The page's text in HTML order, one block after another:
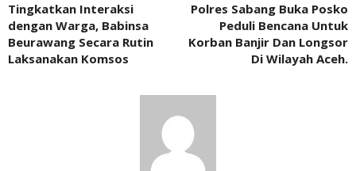
Tingkatkan Interaksi
dengan Warga, Babinsa
Beurawang Secara Rutin
Laksanakan Komsos
Polres Sabang Buka Posko
Peduli Bencana Untuk
Korban Banjir Dan Longsor
Di Wilayah Aceh.